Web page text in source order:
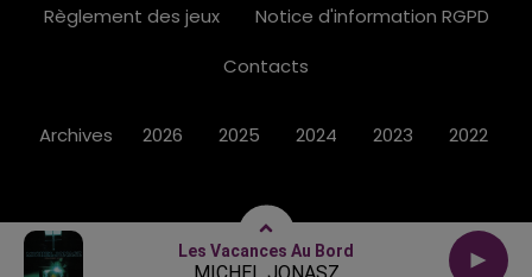
Les Vacances Au Bord
MICHEL JONASZ
Règlement des jeux
Notice d'information RGPD
Contacts
Archives 2026 2025 2024 2023 2022